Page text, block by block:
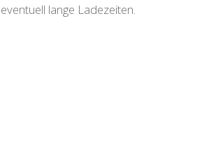
lange Ladezeiten.